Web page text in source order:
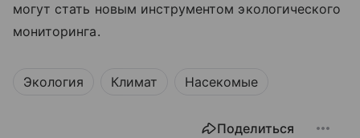
могут стать новым инструментом экологического
мониторинга.
Экология Климат Насекомые
Поделиться